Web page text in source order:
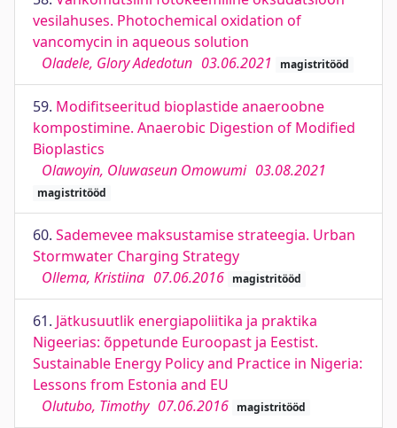
vesilahuses. Photochemical oxidation of
vancomycin in aqueous solution
Oladele, Glory Adedotun 03.06.2021 magistritööd
59. Modifitseeritud bioplastide anaeroobne
kompostimine. Anaerobic Digestion of Modified
Bioplastics
Olawoyin, Oluwaseun Omowumi 03.08.2021
magistritööd
60. Sademevee maksustamise strateegia. Urban
Stormwater Charging Strategy
Ollema, Kristiina 07.06.2016 magistritööd
61. Jätkusuutlik energiapoliitika ja praktika
Nigeerias: õppetunde Euroopast ja Eestist.
Sustainable Energy Policy and Practice in Nigeria:
Lessons from Estonia and EU
Olutubo, Timothy 07.06.2016 magistritööd